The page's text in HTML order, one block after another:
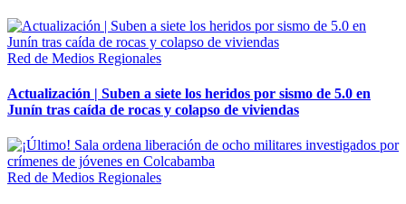
Red de Medios Regionales
Actualización | Suben a siete los heridos por sismo de 5.0 en
Junín tras caída de rocas y colapso de viviendas
Red de Medios Regionales